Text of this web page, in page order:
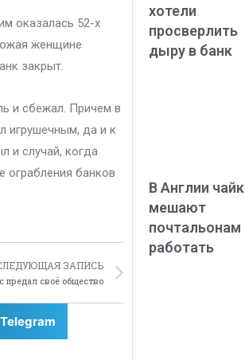
оказалась 52-х
женщине
закрыт.
и сбежал. Причем в
игрушечным, да и к
и случай, когда
ограбления банков
ЗАПИСЬ
предал своё общество
Telegram
хотели
просверлить
дыру в банк
В Англии
мешают
почтальонам
работать